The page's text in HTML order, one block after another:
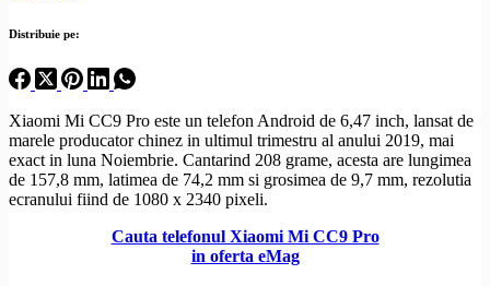
Distribuie pe:
Xiaomi Mi CC9 Pro este un telefon Android de 6,47 inch, lansat de
marele producator chinez in ultimul trimestru al anului 2019, mai
exact in luna Noiembrie. Cantarind 208 grame, acesta are lungimea
de 157,8 mm, latimea de 74,2 mm si grosimea de 9,7 mm, rezolutia
ecranului fiind de 1080 x 2340 pixeli.
Cauta telefonul Xiaomi Mi CC9 Pro
in oferta eMag